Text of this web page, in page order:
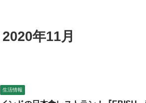
年11月
生活情報